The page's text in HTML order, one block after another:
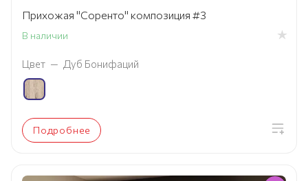
Прихожая "Соренто" композиция #3
В наличии
Цвет — Дуб Бонифаций
Подробнее